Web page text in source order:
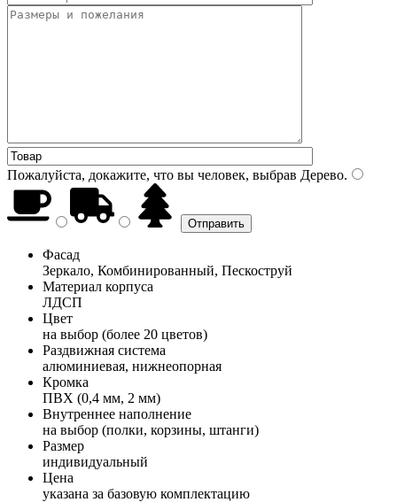
Пожалуйста, докажите, что вы человек, выбрав Дерево.
Фасад
Зеркало, Комбинированный, Пескоструй
Материал корпуса
ЛДСП
Цвет
на выбор (более 20 цветов)
Раздвижная система
алюминиевая, нижнеопорная
Кромка
ПВХ (0,4 мм, 2 мм)
Внутреннее наполнение
на выбор (полки, корзины, штанги)
Размер
индивидуальный
Цена
указана за базовую комплектацию